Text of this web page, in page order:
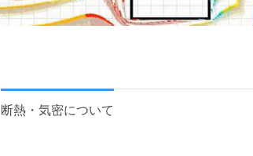
断熱・気密について